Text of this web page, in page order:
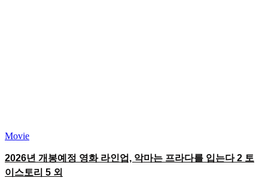
Movie
2026년 개봉예정 영화 라인업, 악마는 프라다를 입는다 2 토
이스토리 5 외